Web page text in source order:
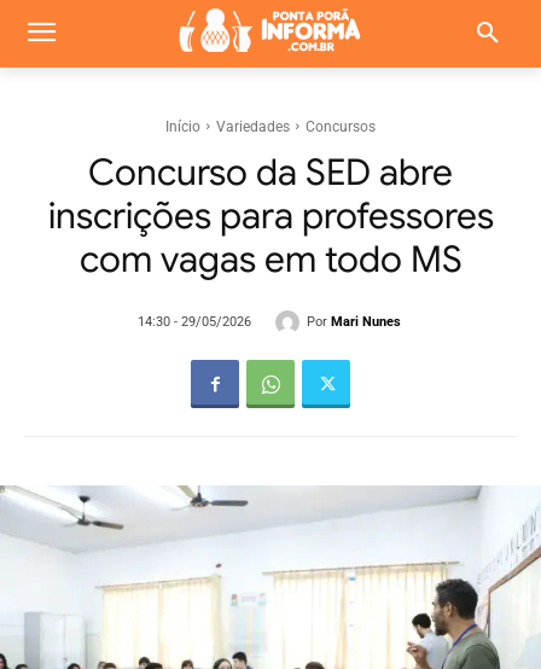
Início Variedades Concursos
Concurso da SED abre
inscrições para professores
com vagas em todo MS
14:30 - 29/05/2026 Por Mari Nunes